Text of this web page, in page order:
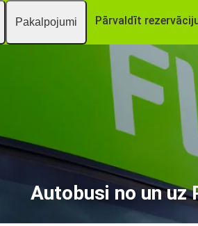
Pakalpojumi Pārvaldīt
Autobusi no un uz